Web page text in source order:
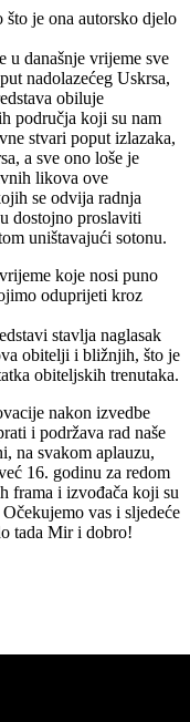
što je ona autorsko djelo
u današnje vrijeme sve
nadolazećeg Uskrsa,
obiluje
područja koji su nam
stvari poput izlazaka,
a sve ono loše je
likova ove
se odvija radnja
dostojno proslaviti
uništavajući sotonu.
koje nosi puno
oduprijeti kroz
stavlja naglasak
obitelji i bližnjih, što je
obiteljskih trenutaka.
nakon izvedbe
i podržava rad naše
na svakom aplauzu,
16. godinu za redom
frama i izvođača koji su
vas i sljedeće
tada Mir i dobro!